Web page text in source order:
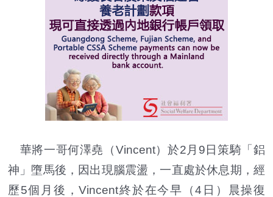
華將一哥何澤堯（Vincent）於2月9日策騎「鋁
神」墮馬後，因出現腦震盪，一直處於休息期，經
歷5個月後，Vincent終於在今早（4日）晨操復